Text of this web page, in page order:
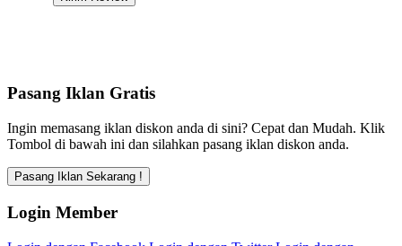
Pasang Iklan Gratis
Ingin memasang iklan diskon anda di sini? Cepat dan Mudah. Klik
Tombol di bawah ini dan silahkan pasang iklan diskon anda.
Login Member